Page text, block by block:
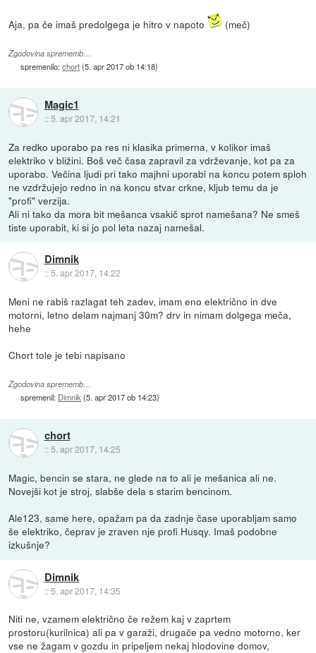
Aja, pa če imaš predolgega je hitro v napoto (meč)
Zgodovina sprememb…
spremenilo:chort(5. apr 2017 ob 14:18)
Magic1
:: 5. apr 2017, 14:21
Za redko uporabo pa res ni klasika primerna, v kolikor imaš
elektriko v bližini. Boš več časa zapravil za vdrževanje, kot pa za
uporabo. Večina ljudi pri tako majhni uporabi na koncu potem sploh
ne vzdržujejo redno in na koncu stvar crkne, kljub temu da je
"profi" verzija.
Ali ni tako da mora bit mešanca vsakič sprot namešana? Ne smeš
tiste uporabit, ki si jo pol leta nazaj namešal.
Dimnik
::5. apr 2017, 14:22
Meni ne rabiš razlagat teh zadev, imam eno električno in dve
motorni, letno delam najmanj 30m? drv in nimam dolgega meča,
hehe
Chort tole je tebi napisano
Zgodovina sprememb…
spremenil: Dimnik(5. apr 2017 ob 14:23)
chort
:: 5. apr 2017, 14:25
Magic, bencin se stara, ne glede na to ali je mešanica ali ne.
Novejši kot je stroj, slabše dela s starim bencinom.
Ale123, same here, opažam pa da zadnje čase uporabljam samo
še elektriko, čeprav je zraven nje profi Husqy. Imaš podobne
izkušnje?
Dimnik
::5. apr 2017, 14:35
Niti ne, vzamem električno če režem kaj v zaprtem
prostoru(kurilnica) ali pa v garaži, drugače pa vedno motorno, ker
vse ne žagam v gozdu in pripeljem nekaj hlodovine domov,